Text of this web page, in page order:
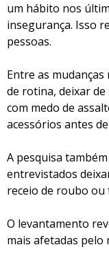
um hábito nos
insegurança. Isso
pessoas.
Entre as
de rotina, deixar
com medo de
acessórios antes
A pesquisa
entrevistados
receio de roubo ou
O levantamento
mais afetadas pelo